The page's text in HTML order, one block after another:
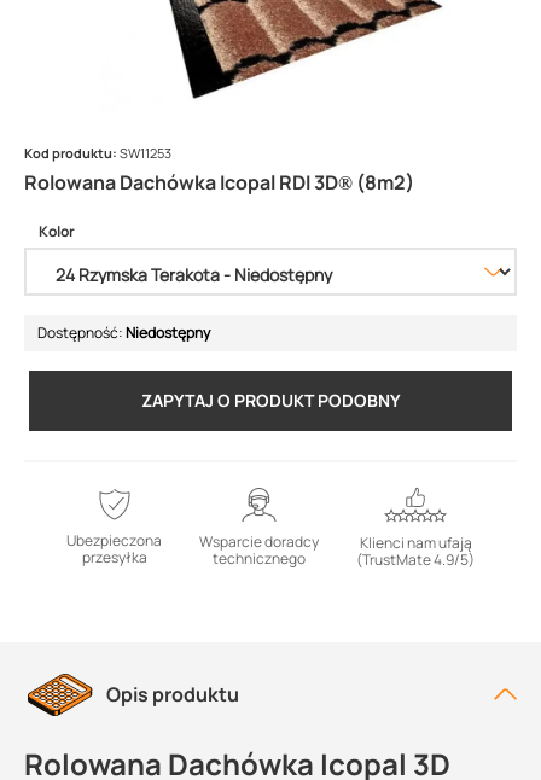
Rolowana Dachówka Icopal RDI 3D® (8m2)
Kod produktu: SW11253
Kolor
Dostępność:Niedostępny
ZAPYTAJ O PRODUKT PODOBNY
Ubezpieczona
przesyłka
Wsparcie doradcy
technicznego
Klienci nam ufają
(TrustMate 4.9/5)
Opis produktu
Rolowana Dachówka Icopal 3D